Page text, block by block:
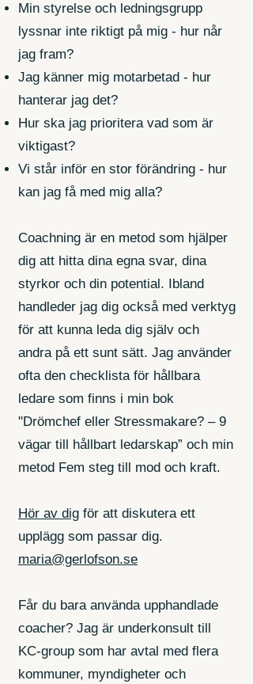
Min styrelse och ledningsgrupp
lyssnar inte riktigt på mig - hur når
jag fram?
Jag känner mig motarbetad - hur
hanterar jag det?
Hur ska jag prioritera vad som är
viktigast?
Vi står inför en stor förändring - hur
kan jag få med mig alla?
Coachning är en metod som hjälper
dig att hitta dina egna svar, dina
styrkor och din potential. Ibland
handleder jag dig också med verktyg
för att kunna leda dig själv och
andra på ett sunt sätt. Jag använder
ofta den checklista för hållbara
ledare som finns i min bok
"Drömchef eller Stressmakare? – 9
vägar till hållbart ledarskap” och min
metod Fem steg till mod och kraft.
Hör av dig för att diskutera ett
upplägg som passar dig.
maria@gerlofson.se
Får du bara använda upphandlade
coacher? Jag är underkonsult till
KC-group som har avtal med flera
kommuner, myndigheter och